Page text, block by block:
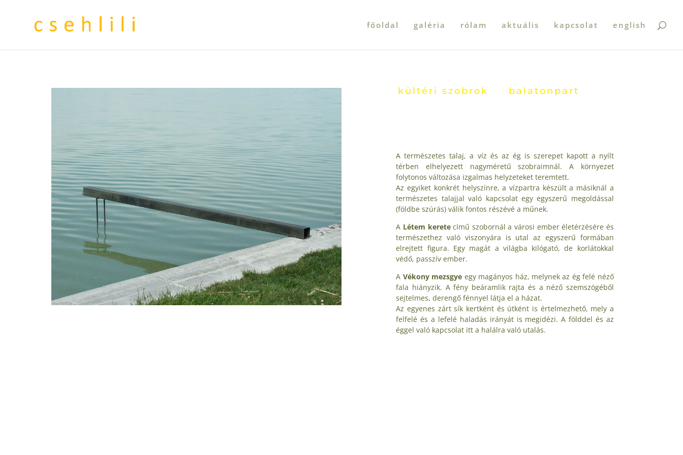
főoldal galéria rólam aktuális kapcsolat english
kültéri szobrok balatonpart
A természetes talaj, a víz és az ég is szerepet kapott a nyílt
térben elhelyezett nagyméretű szobraimnál. A környezet
folytonos változása izgalmas helyzeteket teremtett.
Az egyiket konkrét helyszínre, a vízpartra készült a másiknál a
természetes talajjal való kapcsolat egy egyszerű megoldással
(földbe szúrás) válik fontos részévé a műnek.
A Létem keretecímű szobornál a városi ember életérzésére és
természethez való viszonyára is utal az egyszerű formában
elrejtett figura. Egy magát a világba kilógató, de korlátokkal
védő, passzív ember.
A Vékony mezsgye egy magányos ház, melynek az ég felé néző
fala hiányzik. A fény beáramlik rajta és a néző szemszögéből
sejtelmes, derengő fénnyel látja el a házat.
Az egyenes zárt sík kertként és útként is értelmezhető, mely a
felfelé és a lefelé haladás irányát is megidézi. A földdel és az
éggel való kapcsolat itt a halálra való utalás.